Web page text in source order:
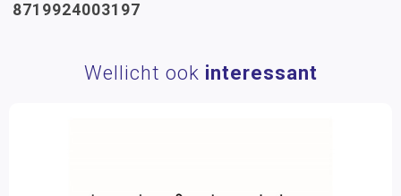
8719924003197
Wellicht ook interessant